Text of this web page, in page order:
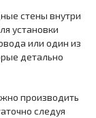
стены внутри
установки
или один из
детально
производить
следуя